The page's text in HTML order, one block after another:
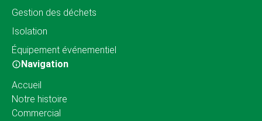
Gestion des déchets
Isolation
Équipement événementiel
Navigation
Accueil
Notre histoire
Commercial